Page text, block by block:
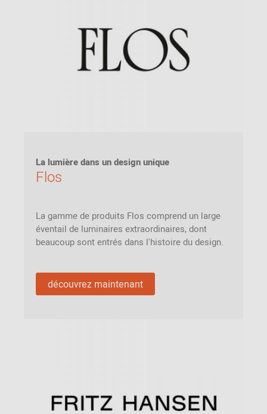
La lumière dans un design unique
Flos
La gamme de produits Flos comprend un large
éventail de luminaires extraordinaires, dont
beaucoup sont entrés dans l'histoire du design.
découvrez maintenant